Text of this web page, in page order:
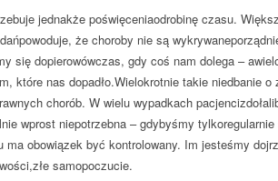
jednakże poświęceniaodrobinę czasu.
że choroby nie są
się dopierowówczas, gdy coś nam dolega –
które nas dopadło.Wielokrotnie takie niedbanie
chorób. W wielu wypadkach
wprost niepotrzebna – gdybyśmy
ma obowiązek być kontrolowany. Im jesteśmy
samopoczucie.